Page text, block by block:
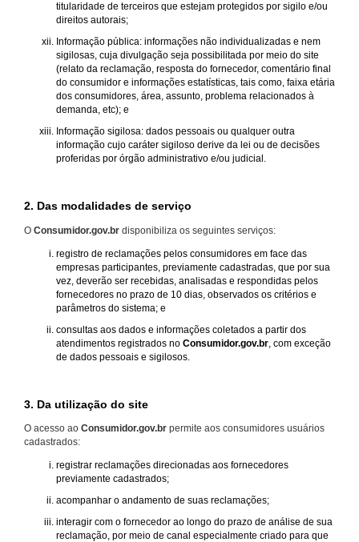
titularidade de terceiros que estejam protegidos por sigilo e/ou
direitos autorais;
Informação pública: informações não individualizadas e nem
sigilosas, cuja divulgação seja possibilitada por meio do site
(relato da reclamação, resposta do fornecedor, comentário final
do consumidor e informações estatísticas, tais como, faixa etária
dos consumidores, área, assunto, problema relacionados à
demanda, etc); e
Informação sigilosa: dados pessoais ou qualquer outra
informação cujo caráter sigiloso derive da lei ou de decisões
proferidas por órgão administrativo e/ou judicial.
2. Das modalidades de serviço
O Consumidor.gov.br disponibiliza os seguintes serviços:
registro de reclamações pelos consumidores em face das
empresas participantes, previamente cadastradas, que por sua
vez, deverão ser recebidas, analisadas e respondidas pelos
fornecedores no prazo de 10 dias, observados os critérios e
parâmetros do sistema; e
consultas aos dados e informações coletados a partir dos
atendimentos registrados no Consumidor.gov.br , com exceção
de dados pessoais e sigilosos.
3. Da utilização do site
O acesso ao Consumidor.gov.br permite aos consumidores usuários
cadastrados:
registrar reclamações direcionadas aos fornecedores
previamente cadastrados;
acompanhar o andamento de suas reclamações;
interagir com o fornecedor ao longo do prazo de análise de sua
reclamação, por meio de canal especialmente criado para que